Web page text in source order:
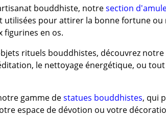
bouddhiste, notresection
utilisées pour attirer la bonne fortune
figurines en os.
rituels bouddhistes, découvrez
le nettoyage énergétique, ou
gamme destatues bouddhistes, qui
espace de dévotion ou votre